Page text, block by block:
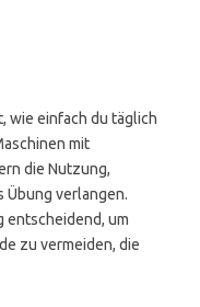
wie einfach du täglich
mit
die Nutzung,
Übung verlangen.
entscheidend, um
zu vermeiden, die